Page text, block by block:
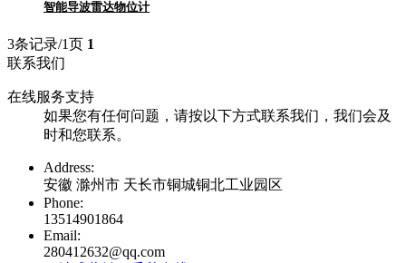
智能导波雷达物位计
3条记录/1页 1
联系我们
在线服务支持
如果您有任何问题，请按以下方式联系我们，我们会及
时和您联系。
Address:
安徽 滁州市 天长市铜城铜北工业园区
Phone:
13514901864
Email:
280412632@qq.com